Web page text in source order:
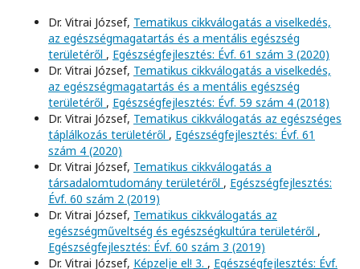
Dr. Vitrai József, Tematikus cikkválogatás a viselkedés,
az egészségmagatartás és a mentális egészség
területéről , Egészségfejlesztés: Évf. 61 szám 3 (2020)
Dr. Vitrai József, Tematikus cikkválogatás a viselkedés,
az egészségmagatartás és a mentális egészség
területéről , Egészségfejlesztés: Évf. 59 szám 4 (2018)
Dr. Vitrai József, Tematikus cikkválogatás az egészséges
táplálkozás területéről , Egészségfejlesztés: Évf. 61
szám 4 (2020)
Dr. Vitrai József, Tematikus cikkválogatás a
társadalomtudomány területéről , Egészségfejlesztés:
Évf. 60 szám 2 (2019)
Dr. Vitrai József, Tematikus cikkválogatás az
egészségműveltség és egészségkultúra területéről ,
Egészségfejlesztés: Évf. 60 szám 3 (2019)
Dr. Vitrai József, Képzelje el! 3. , Egészségfejlesztés: Évf.